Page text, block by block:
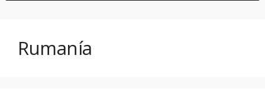
Rumanía